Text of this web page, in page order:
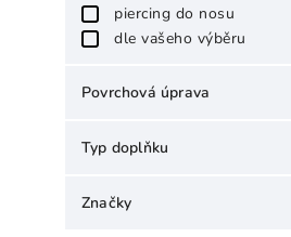
Značky
béžová
čirá
piercing do nosu
dle vašeho výběru
Povrchová úprava
Typ doplňku
taška